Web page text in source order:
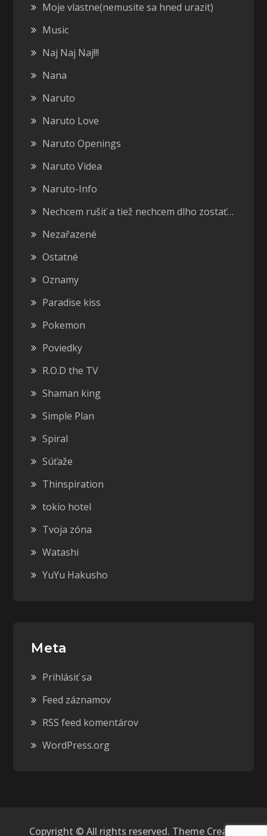
Moje vlastne(nemusite sa hned urazit)
Music
Naj Naj Naj!!!
Nana
Naruto
Naruto Love
Naruto Openings
Naruto Videa
Naruto-Info
Nechcem rušiť a tiež nechcem dlho zostať…
Nezařazené
Ostatné
Oznamy
Paradise kiss
Pokemon
Poviedky
R.O.D the TV
Shaman king
Simple Plan
Spiral
Súťaže
Thinspiration
tokio hotel
Tvoja zóna
Watashi
YuYu Hakusho
Meta
Prihlásiť sa
Feed záznamov
RSS feed komentárov
WordPress.org
Copyright © All rights reserved. Theme Creativ